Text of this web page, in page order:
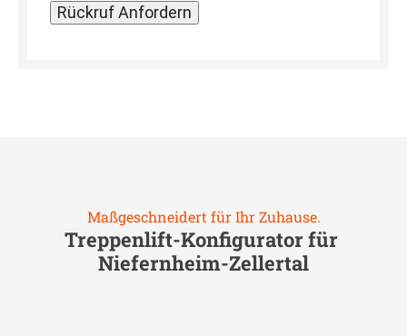
Maßgeschneidert für Ihr Zuhause.
Treppenlift-Konfigurator für
Niefernheim-Zellertal